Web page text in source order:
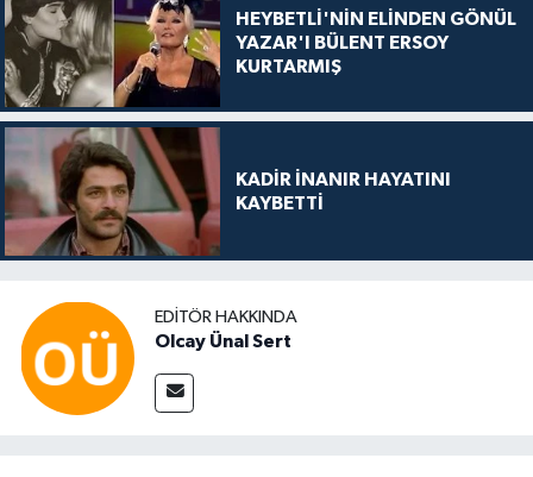
HEYBETLİ'NİN ELİNDEN GÖNÜL
YAZAR'I BÜLENT ERSOY
KURTARMIŞ
KADİR İNANIR HAYATINI
KAYBETTİ
EDITÖR HAKKINDA
Olcay Ünal Sert